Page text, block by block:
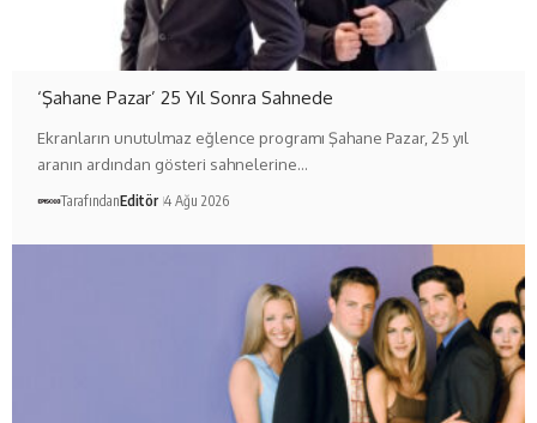
‘Şahane Pazar’ 25 Yıl Sonra Sahnede
Ekranların unutulmaz eğlence programı Şahane Pazar, 25 yıl
aranın ardından gösteri sahnelerine…
TarafındanEditör 4 Ağu 2026